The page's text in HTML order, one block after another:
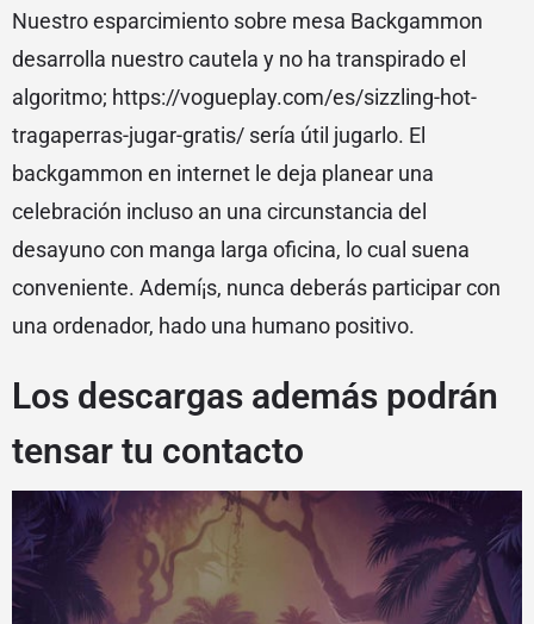
Nuestro esparcimiento sobre mesa Backgammon
desarrolla nuestro cautela y no ha transpirado el
algoritmo; https://vogueplay.com/es/sizzling-hot-
tragaperras-jugar-gratis/ serí­a útil jugarlo. El
backgammon en internet le deja planear una
celebración incluso an una circunstancia del
desayuno con manga larga oficina, lo cual suena
conveniente. Ademí¡s, nunca deberás participar con
una ordenador, hado una humano positivo.
Los descargas además podrán
tensar tu contacto